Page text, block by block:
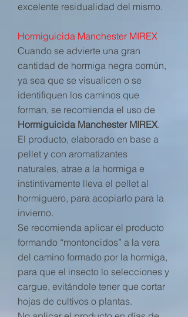
excelente residualidad del mismo.
Hormiguicida Manchester MIREX
Cuando se advierte una gran
cantidad de hormiga negra común,
ya sea que se visualicen o se
identifiquen los caminos que
forman, se recomienda el uso de
Hormiguicida Manchester MIREX.
El producto, elaborado en base a
pellet y con aromatizantes
naturales, atrae a la hormiga e
instintivamente lleva el pellet al
hormiguero, para acopiarlo para la
invierno.
Se recomienda aplicar el producto
formando “montoncidos” a la vera
del camino formado por la hormiga,
para que el insecto lo selecciones y
cargue, evitándole tener que cortar
hojas de cultivos o plantas.